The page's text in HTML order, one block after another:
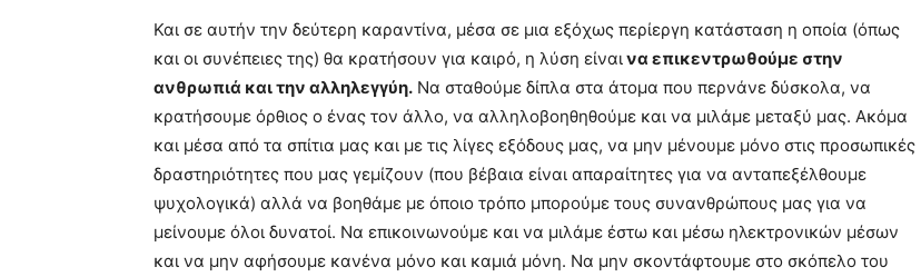
Και σε αυτήν την δεύτερη καραντίνα, μέσα σε μια εξόχως περίεργη κατάσταση η οποία (όπως
και οι συνέπειες της) θα κρατήσουν για καιρό, η λύση είναινα επικεντρωθούμε στην
ανθρωπιά και την αλληλεγγύη. Να σταθούμε δίπλα στα άτομα που περνάνε δύσκολα, να
κρατήσουμε όρθιος ο ένας τον άλλο, να αλληλοβοηθηθούμε και να μιλάμε μεταξύ μας. Ακόμα
και μέσα από τα σπίτια μας και με τις λίγες εξόδους μας, να μην μένουμε μόνο στις προσωπικές
δραστηριότητες που μας γεμίζουν (που βέβαια είναι απαραίτητες για να ανταπεξέλθουμε
ψυχολογικά) αλλά να βοηθάμε με όποιο τρόπο μπορούμε τους συνανθρώπους μας για να
μείνουμε όλοι δυνατοί. Να επικοινωνούμε και να μιλάμε έστω και μέσω ηλεκτρονικών μέσων
και να μην αφήσουμε κανένα μόνο και καμιά μόνη. Να μην σκοντάφτουμε στο σκόπελο του